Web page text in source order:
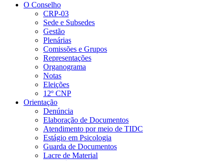
O Conselho
CRP-03
Sede e Subsedes
Gestão
Plenárias
Comissões e Grupos
Representações
Organograma
Notas
Eleições
12º CNP
Orientação
Denúncia
Elaboração de Documentos
Atendimento por meio de TIDC
Estágio em Psicologia
Guarda de Documentos
Lacre de Material